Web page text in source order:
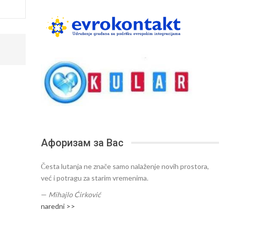
Афоризам за Вас
Česta lutanja ne znače samo nalaženje novih prostora,
već i potragu za starim vremenima.
— Mihajlo Ćirković
naredni >>